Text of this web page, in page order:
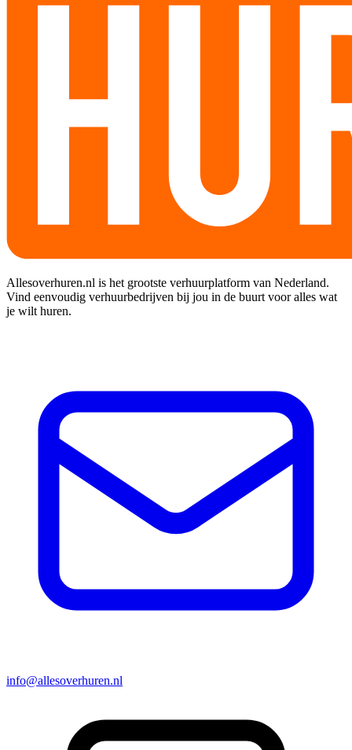
Allesoverhuren.nl is het grootste verhuurplatform van Nederland.
Vind eenvoudig verhuurbedrijven bij jou in de buurt voor alles wat
je wilt huren.
info@allesoverhuren.nl